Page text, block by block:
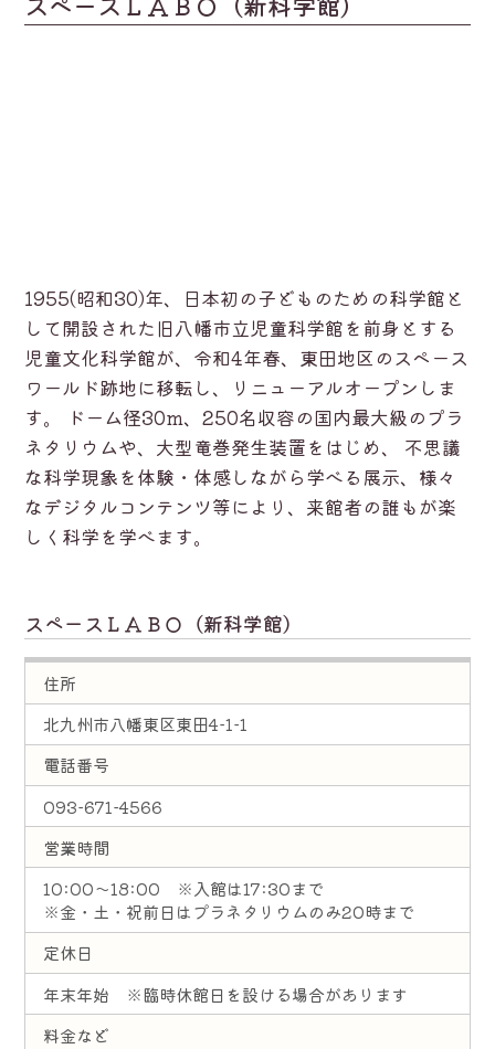
1955(昭和30)年、日本初の子どものための科学館と
して開設された旧八幡市立児童科学館を前身とする
児童文化科学館が、令和4年春、東田地区のスペース
ワールド跡地に移転し、リニューアルオープンしま
す。 ドーム径30m、250名収容の国内最大級のプラ
ネタリウムや、大型竜巻発生装置をはじめ、 不思議
な科学現象を体験・体感しながら学べる展示、様々
なデジタルコンテンツ等により、来館者の誰もが楽
しく科学を学べます。
スペースＬＡＢＯ（新科学館）
住所
北九州市八幡東区東田4-1-1
電話番号
093-671-4566
営業時間
10:00～18:00 ※入館は17:30まで
※金・土・祝前日はプラネタリウムのみ20時まで
定休日
年末年始 ※臨時休館日を設ける場合があります
料金など